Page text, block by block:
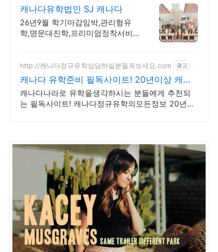
캐나다유학법인 SJ 캐나다
26년9월 학기마감임박,관리형유
학,명문대진학,프리미엄정착서비
자녀무상, 보딩스쿨
http://캐나다정규유학상담하실분들꼭보세요.com 광고
캐나다 유학준비 필독사이트! 20년이상 캐나
다정규유학만!
캐나다나라로 유학을생각하시는 분들에게 추천되
는 필독사이트! 캐나다정규유학의모든정보 20년이